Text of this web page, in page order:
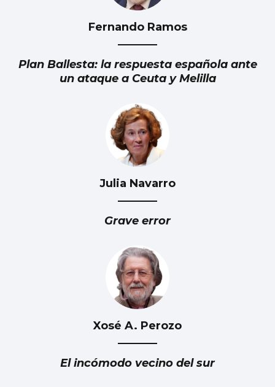
Fernando Ramos
Plan Ballesta: la respuesta española ante
un ataque a Ceuta y Melilla
Julia Navarro
Grave error
Xosé A. Perozo
El incómodo vecino del sur